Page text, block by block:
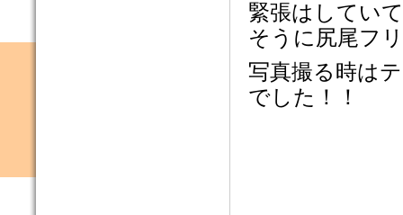
緊張はしてい
そうに尻尾フ
写真撮る時は
でした！！